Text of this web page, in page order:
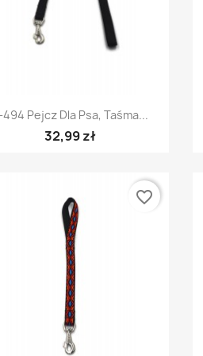
Szybki podgląd
494 Pejcz Dla Psa, Taśma...
32,99 zł
favorite_border